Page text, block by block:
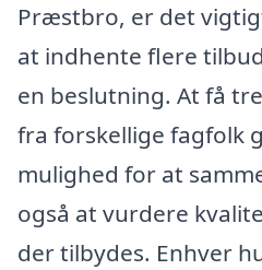
Præstbro, er det
at indhente flere
en beslutning. At få
fra forskellige fagfolk
mulighed for at
også at vurdere
der tilbydes. Enhver